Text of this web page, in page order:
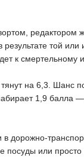
редактором
результате той
к смертельному
на 6,3. Шанс
1,9 балла
в дорожно-
или просто